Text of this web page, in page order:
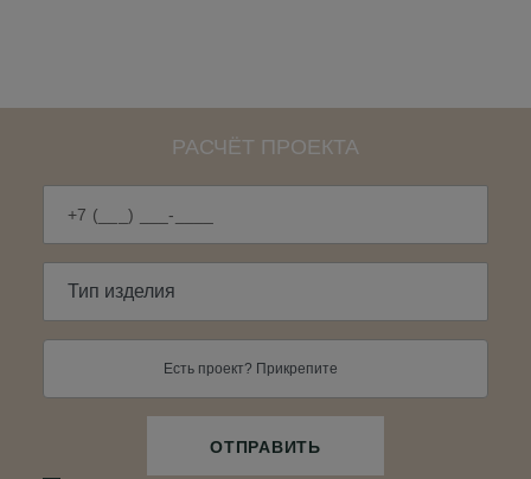
РАСЧЁТ ПРОЕКТА
Есть проект? Прикрепите
ОТПРАВИТЬ